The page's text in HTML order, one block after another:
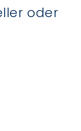
oder